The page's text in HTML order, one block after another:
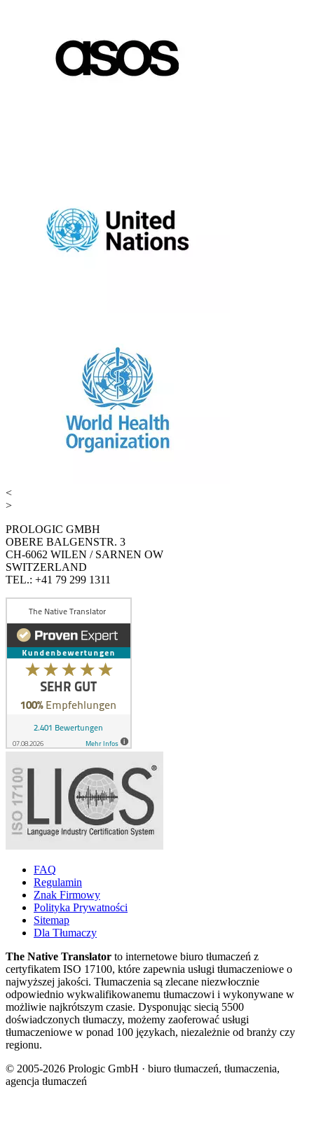
<
>
PROLOGIC GMBH
OBERE BALGENSTR. 3
CH-6062 WILEN / SARNEN OW
SWITZERLAND
TEL.: +41 79 299 1311
FAQ
Regulamin
Znak Firmowy
Polityka Prywatności
Sitemap
Dla Tłumaczy
The Native Translator to internetowe biuro tłumaczeń z
certyfikatem ISO 17100, które zapewnia usługi tłumaczeniowe o
najwyższej jakości. Tłumaczenia są zlecane niezwłocznie
odpowiednio wykwalifikowanemu tłumaczowi i wykonywane w
możliwie najkrótszym czasie. Dysponując siecią 5500
doświadczonych tłumaczy, możemy zaoferować usługi
tłumaczeniowe w ponad 100 językach, niezależnie od branży czy
regionu.
© 2005-2026 Prologic GmbH · biuro tłumaczeń, tłumaczenia,
agencja tłumaczeń